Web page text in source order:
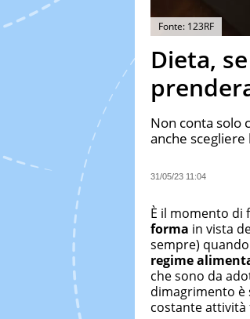
Fonte: 123RF
Dieta,
Non conta solo
anche scegliere
31/05/23 11:04
È il momento di
forma in vista
sempre)
regime
che sono da
dimagrimento è
costante attività